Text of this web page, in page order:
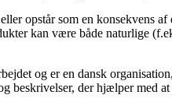
opstår som en konsekvens
kan være både naturlige
og er en dansk
beskrivelser, der hjælper med